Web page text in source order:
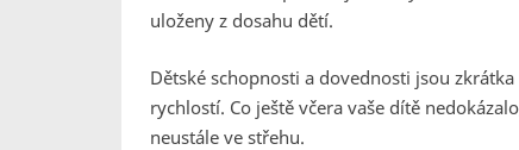
uloženy z dosahu dětí.
Dětské schopnosti a dovednosti jsou
rychlostí. Co ještě včera vaše dítě
neustále ve střehu.